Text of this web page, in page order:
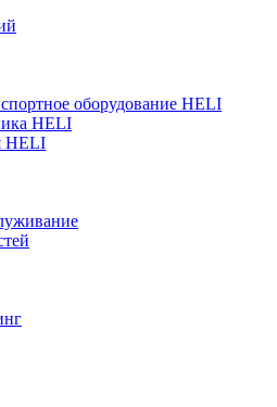
оборудование HELI
HELI
HELI